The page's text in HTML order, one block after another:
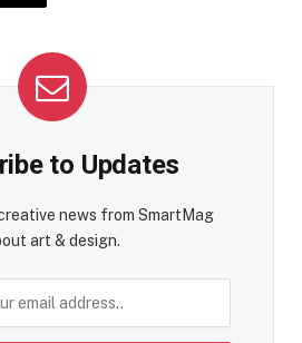
to Updates
news from SmartMag
art & design.